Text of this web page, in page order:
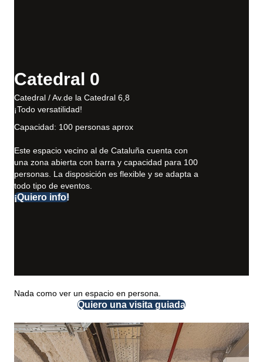
Catedral 0
Catedral / Av.de la Catedral 6,8
¡Todo versatilidad!
Capacidad: 100 personas aprox
Este espacio vecino al de Cataluña cuenta con
una zona abierta con barra y capacidad para 100
personas. La disposición es flexible y se adapta a
todo tipo de eventos.
¡Quiero info!
Nada como ver un espacio en persona.
Quiero una visita guiada